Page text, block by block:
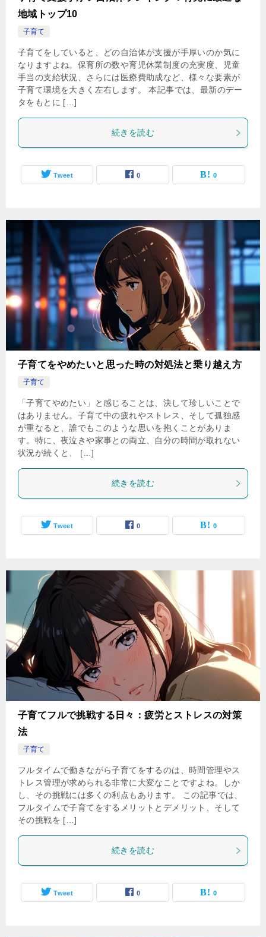
地域トップ10
子育て
子育てをしていると、どの自治体が支援が手厚いのか気に
なりますよね。保育所の数や育児休業制度の充実度、児童
手当の支給状況、さらには医療費助成など、様々な要素が
子育て環境を大きく左右します。 本記事では、最新のデー
タをもとに […]
続きを読む
Tweet 0 0
子育てをやめたいと思った時の対処法と乗り越え方
子育て
「子育てやめたい」と感じることは、決して珍しいことで
はありません。子育て中の疲れやストレス、そして孤独感
が重なると、誰でもこのような思いを抱くことがありま
す。特に、夜泣きや家事との両立、自分の時間が取れない
状況が続くと、 […]
続きを読む
Tweet 0 0
子育てフルで挑戦する日々：疲労とストレスの対策
法
子育て
フルタイムで働きながら子育てをするのは、時間管理やス
トレス管理が求められる非常に大変なことですよね。しか
し、その挑戦には多くの利点もあります。 この記事では、
フルタイムで子育てをするメリットとデメリット、そして
その挑戦を […]
続きを読む
Tweet 0 0